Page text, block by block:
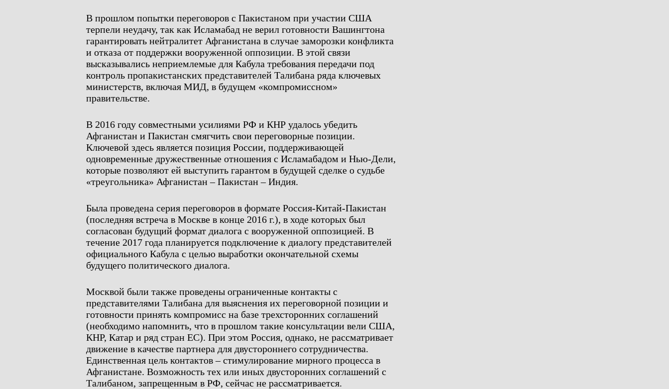
В прошлом попытки переговоров с Пакистаном при участии США
терпели неудачу, так как Исламабад не верил готовности Вашингтона
гарантировать нейтралитет Афганистана в случае заморозки конфликта
и отказа от поддержки вооруженной оппозиции. В этой связи
высказывались неприемлемые для Кабула требования передачи под
контроль пропакистанских представителей Талибана ряда ключевых
министерств, включая МИД, в будущем «компромиссном»
правительстве.
В 2016 году совместными усилиями РФ и КНР удалось убедить
Афганистан и Пакистан смягчить свои переговорные позиции.
Ключевой здесь является позиция России, поддерживающей
одновременные дружественные отношения с Исламабадом и Нью-Дели,
которые позволяют ей выступить гарантом в будущей сделке о судьбе
«треугольника» Афганистан – Пакистан – Индия.
Была проведена серия переговоров в формате Россия-Китай-Пакистан
(последняя встреча в Москве в конце 2016 г.), в ходе которых был
согласован будущий формат диалога с вооруженной оппозицией. В
течение 2017 года планируется подключение к диалогу представителей
официального Кабула с целью выработки окончательной схемы
будущего политического диалога.
Москвой были также проведены ограниченные контакты с
представителями Талибана для выяснения их переговорной позиции и
готовности принять компромисс на базе трехсторонних соглашений
(необходимо напомнить, что в прошлом такие консультации вели США,
КНР, Катар и ряд стран ЕС). При этом Россия, однако, не рассматривает
движение в качестве партнера для двустороннего сотрудничества.
Единственная цель контактов – стимулирование мирного процесса в
Афганистане. Возможность тех или иных двусторонних соглашений с
Талибаном, запрещенным в РФ, сейчас не рассматривается.